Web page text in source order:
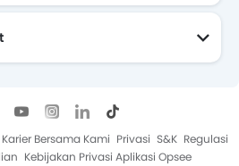
Karier Bersama Kami Privasi S&K Regulasi
Kebijakan Privasi Aplikasi Opsee